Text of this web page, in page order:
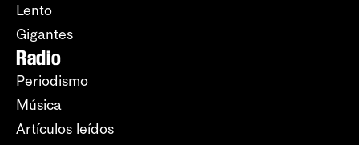
Lento
Gigantes
Radio
Periodismo
Música
Artículos leídos